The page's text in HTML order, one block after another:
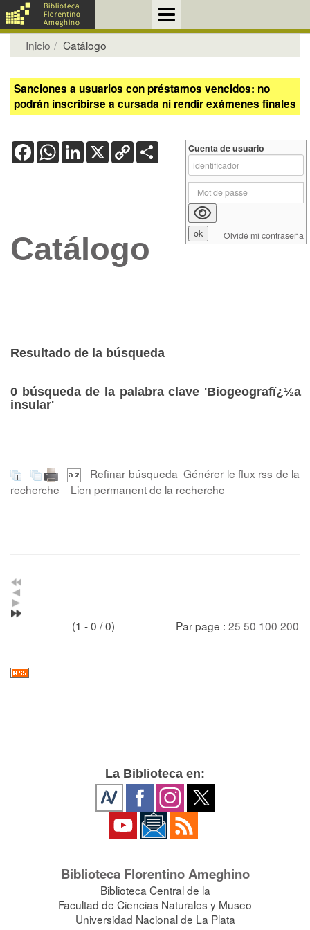
Inicio Catálogo
Sanciones a usuarios con préstamos vencidos: no
podrán inscribirse a cursada ni rendir exámenes finales
FacebookWhatsApp
LinkedIn
X Copy
Link
Catálogo
Resultado de la búsqueda
0 búsqueda de la palabra clave 'Biogeografï¿½a
insular'
Refinar búsqueda Générer le flux rss de la
recherche
Lien permanent de la recherche
(1 - 0 / 0) Par page : 25 50 100 200
Cuenta de usuario
Olvidé mi contraseña
La Biblioteca en:
Biblioteca Florentino Ameghino
Biblioteca Central de la
Facultad de Ciencias Naturales y Museo
Universidad Nacional de La Plata